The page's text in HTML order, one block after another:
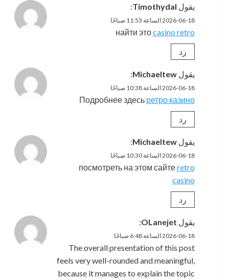
يقول Timothydal
:
2026-06-18 الساعة 11:53 صباحًا
найти этоcasino retro
رد
يقول Michaeltew
:
2026-06-18 الساعة 10:38 صباحًا
Подробнее здесь ретро казино
رد
يقول Michaeltew
:
2026-06-18 الساعة 10:30 صباحًا
посмотреть на этом сайтеretro
casino
رد
يقول OLanejet
:
2026-06-18 الساعة 6:48 صباحًا
The overall presentation of this post
feels very well-rounded and meaningful,
because it manages to explain the topic